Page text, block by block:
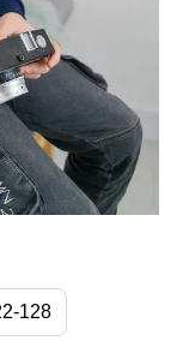
128